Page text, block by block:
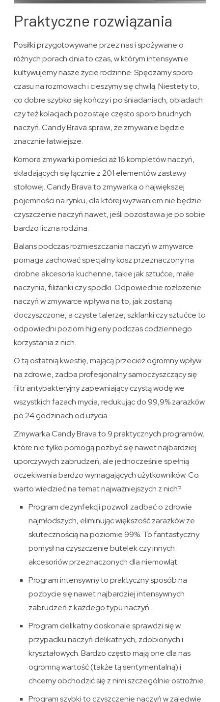
Praktyczne rozwiązania
Posiłki przygotowywane przez nas i spożywane o
różnych porach dnia to czas, w którym intensywnie
kultywujemy nasze życie rodzinne. Spędzamy sporo
czasu na rozmowach i cieszymy się chwilą. Niestety to,
co dobre szybko się kończy i po śniadaniach, obiadach
czy też kolacjach pozostaje często sporo brudnych
naczyń. Candy Brava sprawi, że zmywanie będzie
znacznie łatwiejsze.
Komora zmywarki pomieści aż 16 kompletów naczyń,
składających się łącznie z 201 elementów zastawy
stołowej. Candy Brava to zmywarka o największej
pojemności na rynku, dla której wyzwaniem nie będzie
czyszczenie naczyń nawet, jeśli pozostawia je po sobie
bardzo liczna rodzina.
Balans podczas rozmieszczania naczyń w zmywarce
pomaga zachować specjalny kosz przeznaczony na
drobne akcesoria kuchenne, takie jak sztućce, małe
naczynia, filiżanki czy spodki. Odpowiednie rozłożenie
naczyń w zmywarce wpływa na to, jak zostaną
doczyszczone, a czyste talerze, szklanki czy sztućce to
odpowiedni poziom higieny podczas codziennego
korzystania z nich.
O tą ostatnią kwestię, mającą przecież ogromny wpływ
na zdrowie, zadba profesjonalny samoczyszczący się
filtr antybakteryjny zapewniający czystą wodę we
wszystkich fazach mycia, redukując do 99,9% zarazków
po 24 godzinach od użycia.
Zmywarka Candy Brava to 9 praktycznych programów,
które nie tylko pomogą pozbyć się nawet najbardziej
uporczywych zabrudzeń, ale jednocześnie spełnią
oczekiwania bardzo wymagających użytkowników. Co
warto wiedzieć na temat najważniejszych z nich?
Program dezynfekcji pozwoli zadbać o zdrowie
najmłodszych, eliminując większość zarazków ze
skutecznością na poziomie 99%. To fantastyczny
pomysł na czyszczenie butelek czy innych
akcesoriów przeznaczonych dla niemowląt.
Program intensywny to praktyczny sposób na
pozbycie się nawet najbardziej intensywnych
zabrudzeń z każdego typu naczyń.
Program delikatny doskonale sprawdzi się w
przypadku naczyń delikatnych, zdobionych i
kryształowych. Bardzo często mają one dla nas
ogromną wartość (także tą sentymentalną) i
chcemy obchodzić się z nimi szczególnie ostrożnie.
Program szybki to czyszczenie naczyń w zaledwie